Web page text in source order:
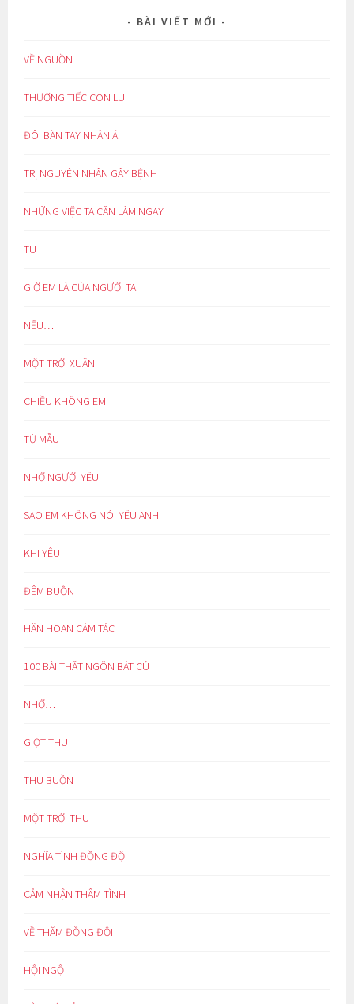
BÀI VIẾT MỚI
VỀ NGUỒN
THƯƠNG TIẾC CON LU
ĐÔI BÀN TAY NHÂN ÁI
TRỊ NGUYÊN NHÂN GÂY BỆNH
NHỮNG VIỆC TA CẦN LÀM NGAY
TU
GIỜ EM LÀ CỦA NGƯỜI TA
NẾU…
MỘT TRỜI XUÂN
CHIỀU KHÔNG EM
TỪ MẪU
NHỚ NGƯỜI YÊU
SAO EM KHÔNG NÓI YÊU ANH
KHI YÊU
ĐÊM BUỒN
HÂN HOAN CẢM TÁC
100 BÀI THẤT NGÔN BÁT CÚ
NHỚ…
GIỌT THU
THU BUỒN
MỘT TRỜI THU
NGHĨA TÌNH ĐỒNG ĐỘI
CẢM NHẬN THÂM TÌNH
VỀ THĂM ĐỒNG ĐỘI
HỘI NGỘ